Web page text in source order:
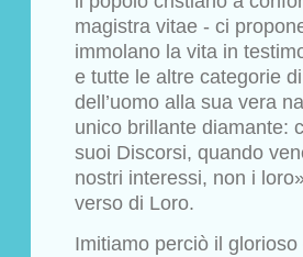
magistra vitae - ci
immolano la vita in
e tutte le altre categorie
dell’uomo alla sua vera
unico brillante diamante:
suoi Discorsi, quando
nostri interessi, non i
verso di Loro.
Imitiamo perciò il